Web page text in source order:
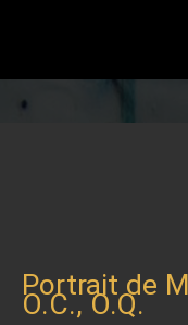
Portrait de
O.C., O.Q.